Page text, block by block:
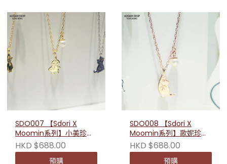
SDO007 【Sdori X
Moomin系列】小美珍珠
純銀項鏈
HKD $688.00
預購
SDO008 【Sdori X
Moomin系列】歌妮珍珠
純銀項鏈
HKD $688.00
預購